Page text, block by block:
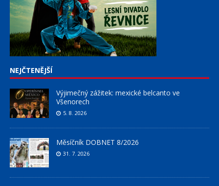
NEJČTENĚJŠÍ
Výjimečný zážitek: mexické belcanto ve
Všenorech
5. 8. 2026
Měsíčník DOBNET 8/2026
31. 7. 2026